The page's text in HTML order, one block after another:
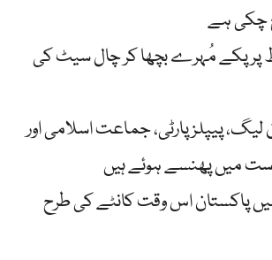
چکی ہے
پر پکے مُہرے بچھا کر چال سیٹ کی
لیگ، پیپلزپارٹی، جماعت اسلامی اور
میں پھنسے ہوئے ہیں
پاکستان اس وقت کانٹے کی طرح